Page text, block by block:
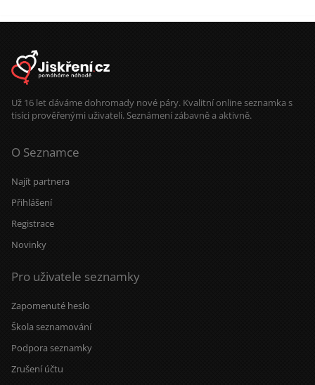
Už 16 let dáváme dohromady nové páry. Kvalitní online seznamka s
tisíci prověřenými uživateli. Seznámení zábavně a aktivně.
O Seznamce
Najít partnera
Přihlášení
Registrace
Novinky
Pro uživatele seznamky
Zapomenuté heslo
Škola seznamování
Podpora seznamky
Zrušení účtu